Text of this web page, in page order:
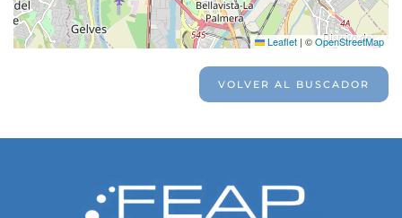
Leaflet | ©OpenStreetMap
VOLVER AL BUSCADOR